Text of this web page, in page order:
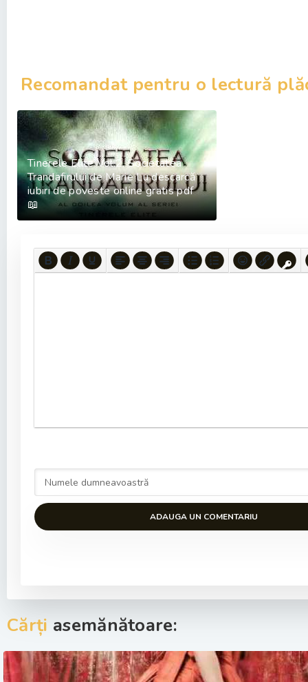
Recomandat pentru o lectură
Tinerele Elite Vol.2. Societatea
Trandafirului de Marie Lu descarcă
iubiri de poveste online gratis pdf
📖
ADAUGA UN COMENTARIU
Cărți asemănătoare: